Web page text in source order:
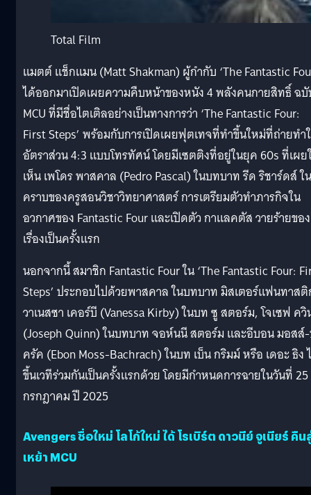
Total Film
แมตต์ แช็กแมน (Matt Shakman) ผู้กำกับ ‘The Fantastic
ได้ออกมาเปิดเผยความคืบหน้าของหนัง 4 พลังคนกายสิทธิ์ ฉ
MCU ที่มีชื่อไตเติลอย่างเป็นทางการว่า ‘The Fantastic Four:
First Steps’ พร้อมกับการเปิดเผยฟุตเทจที่ทำขึ้นใหม่ที่ถ่ายทำ
อัตราส่วน 4:3 แบบโทรทัศน์ โดยมีเซตติงที่อยู่ในยุค 60s ที่เผย
เห็น เพโดร พาสคาล (Pedro Pascal) ในบทบาท รีด ริชาร์ดส์ ใน
คราบของครูสอนวิชาวิทยาศาสตร์ การเตรียมตัวทำภารกิจใน
อวกาศของ Fantastic Four และเปิดตัว กาแลคตัส วายร้ายของ
เรื่องเป็นครั้งแรก
นอกจากนี้ สมาชิก Fantastic Four ใน ‘The Fantastic Four:
Steps’ ประกอบไปด้วยพาสคาล ในบทบาท มิสเตอร์แฟนทาส
วาเนสซา เคอร์บี (Vanessa Kirby) ในบท ซู สตอร์ม, โจเซฟ ค
(Joseph Quinn) ในบทบาท จอห์นนี สตอร์ม และอีบอน มอสส์
ครัค (Ebon Moss-Bachrach) ในบท เบ็น กริมม์ หรือ เดอะ ธิง
ขึ้นเวทีร่วมกันเป็นครั้งแรกด้วย โดยมีกำหนดการฉายในวันที่ 25
กรกฎาคม ปี 2025
Avengers ชื่อใหม่ โลโก้ใหม่ ได้ โรเบิร์ต ดาวนีย์ จูเนียร์ คืน
เหย้า MCU